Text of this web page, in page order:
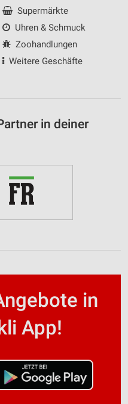
Supermärkte
Uhren & Schmuck
Zoohandlungen
Weitere Geschäfte
in deiner
in
App!